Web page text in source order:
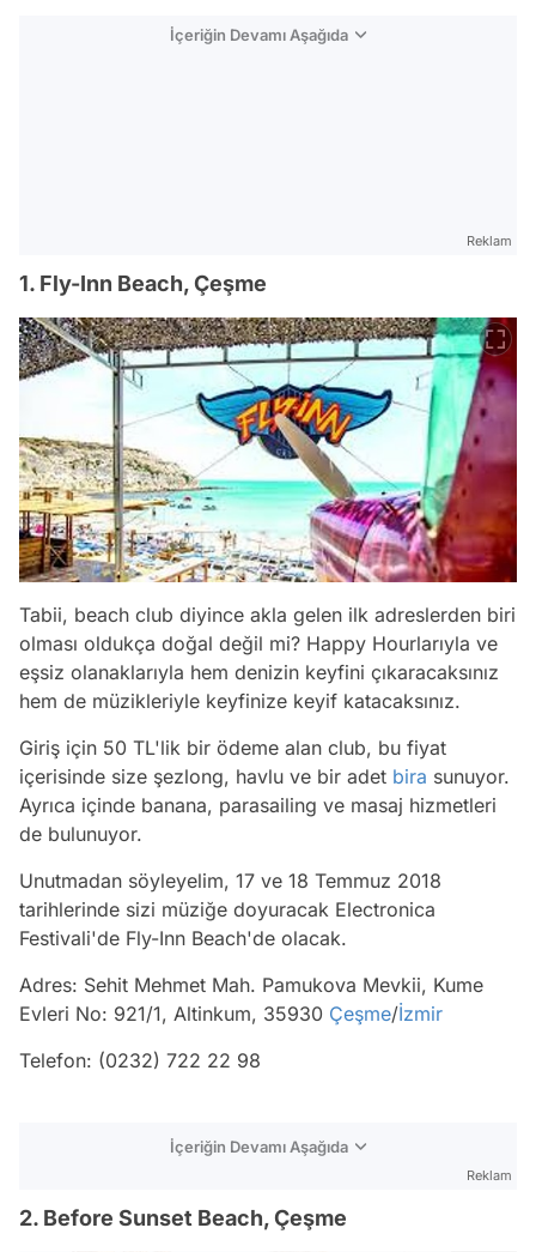
İçeriğin Devamı Aşağıda
Reklam
1. Fly-Inn Beach, Çeşme
Tabii, beach club diyince akla gelen ilk adreslerden biri
olması oldukça doğal değil mi? Happy Hourlarıyla ve
eşsiz olanaklarıyla hem denizin keyfini çıkaracaksınız
hem de müzikleriyle keyfinize keyif katacaksınız.
Giriş için 50 TL'lik bir ödeme alan club, bu fiyat
içerisinde size şezlong, havlu ve bir adet bira sunuyor.
Ayrıca içinde banana, parasailing ve masaj hizmetleri
de bulunuyor.
Unutmadan söyleyelim, 17 ve 18 Temmuz 2018
tarihlerinde sizi müziğe doyuracak Electronica
Festivali'de Fly-Inn Beach'de olacak.
Adres: Sehit Mehmet Mah. Pamukova Mevkii, Kume
Evleri No: 921/1, Altinkum, 35930 Çeşme/İzmir
Telefon: (0232) 722 22 98
İçeriğin Devamı Aşağıda
Reklam
2. Before Sunset Beach, Çeşme